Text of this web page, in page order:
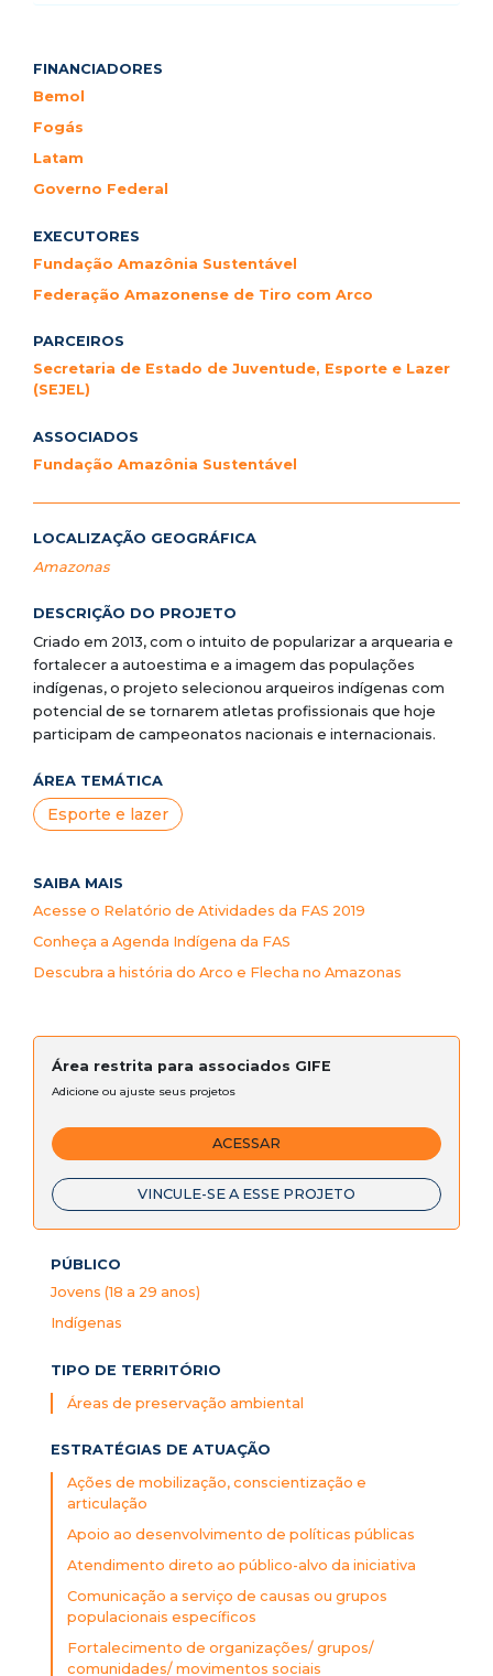
FINANCIADORES
Bemol
Fogás
Latam
Governo Federal
EXECUTORES
Fundação Amazônia Sustentável
Federação Amazonense de Tiro com Arco
PARCEIROS
Secretaria de Estado de Juventude, Esporte e Lazer
(SEJEL)
ASSOCIADOS
Fundação Amazônia Sustentável
LOCALIZAÇÃO GEOGRÁFICA
Amazonas
DESCRIÇÃO DO PROJETO
Criado em 2013, com o intuito de popularizar a arquearia e
fortalecer a autoestima e a imagem das populações
indígenas, o projeto selecionou arqueiros indígenas com
potencial de se tornarem atletas profissionais que hoje
participam de campeonatos nacionais e internacionais.
ÁREA TEMÁTICA
Esporte e lazer
SAIBA MAIS
Acesse o Relatório de Atividades da FAS 2019
Conheça a Agenda Indígena da FAS
Descubra a história do Arco e Flecha no Amazonas
Área restrita para associados GIFE
Adicione ou ajuste seus projetos
ACESSAR
VINCULE-SE A ESSE PROJETO
PÚBLICO
Jovens (18 a 29 anos)
Indígenas
TIPO DE TERRITÓRIO
Áreas de preservação ambiental
ESTRATÉGIAS DE ATUAÇÃO
Ações de mobilização, conscientização e
articulação
Apoio ao desenvolvimento de políticas públicas
Atendimento direto ao público-alvo da iniciativa
Comunicação a serviço de causas ou grupos
populacionais específicos
Fortalecimento de organizações/ grupos/
comunidades/ movimentos sociais